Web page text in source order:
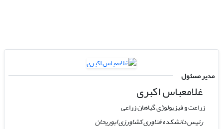
مدیر مسئول
غلامعباس اکبری
زراعت و فیزیولوژی گیاهان زراعی
رئیس دانشکده فناوری کشاورزی ابوریحان